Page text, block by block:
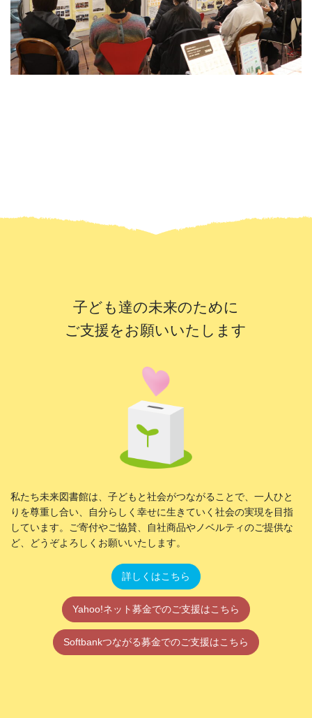
子ども達の未来のために
ご支援をお願いいたします
私たち未来図書館は、子どもと社会がつながることで、一人ひと
りを尊重し合い、自分らしく幸せに生きていく社会の実現を目指
しています。ご寄付やご協賛、自社商品やノベルティのご提供な
ど、どうぞよろしくお願いいたします。
詳しくはこちら
Yahoo!ネット募金でのご支援はこちら
Softbankつながる募金でのご支援はこちら